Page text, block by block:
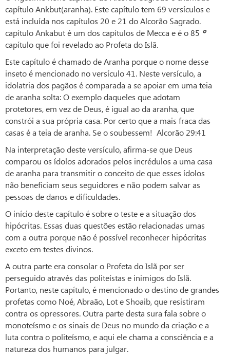
capítulo Ankbut(aranha). Este capítulo tem 69 versículos e
está incluída nos capítulos 20 e 21 do Alcorão Sagrado.
capítulo Ankabut é um dos capítulos de Mecca e é o 85 º
capítulo que foi revelado ao Profeta do Islã.
Este capítulo é chamado de Aranha porque o nome desse
inseto é mencionado no versículo 41. Neste versículo, a
idolatria dos pagãos é comparada a se apoiar em uma teia
de aranha solta: O exemplo daqueles que adotam
protetores, em vez de Deus, é igual ao da aranha, que
constrói a sua própria casa. Por certo que a mais fraca das
casas é a teia de aranha. Se o soubessem! Alcorão 29:41
Na interpretação deste versículo, afirma-se que Deus
comparou os ídolos adorados pelos incrédulos a uma casa
de aranha para transmitir o conceito de que esses ídolos
não beneficiam seus seguidores e não podem salvar as
pessoas de danos e dificuldades.
O início deste capítulo é sobre o teste e a situação dos
hipócritas. Essas duas questões estão relacionadas umas
com a outra porque não é possível reconhecer hipócritas
exceto em testes divinos.
A outra parte era consolar o Profeta do Islã por ser
perseguido através das politeístas e inimigos do Islã.
Portanto, neste capítulo, é mencionado o destino de grandes
profetas como Noé, Abraão, Lot e Shoaib, que resistiram
contra os opressores. Outra parte desta sura fala sobre o
monoteísmo e os sinais de Deus no mundo da criação e a
luta contra o politeísmo, e aqui ele chama a consciência e a
natureza dos humanos para julgar.